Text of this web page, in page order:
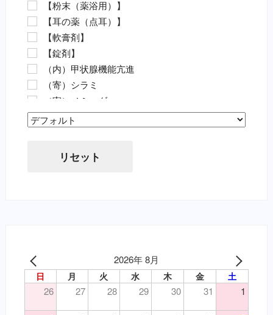
【動物病院の薬（要指示医薬品）】
抗菌剤・抗生物質（要・犬）
抗菌剤・抗生物質（要・猫）
ノミ・ダニ駆除薬（要・犬）
ノミ・ダニ駆除薬（要・猫）
フィラリア（要・犬）
フィラリア（要・猫）
虫下し・寄生虫駆除（要・犬）
胃腸薬・消化器用（要・犬）
目薬・眼軟膏（要・犬）
泌尿器の薬（要・犬）
吐き気止め（要・犬）
変形性関節症・関節炎（要・犬）
変形性関節症・関節炎（要・猫）
【粉末（薬浴用）】
【耳の薬（点耳）】
【軟膏剤】
【錠剤】
（内）甲状腺機能亢進
（寄）シラミ
（寄）ノミ・ダニ
（寄）フィラリア
（寄）蚊
（皮）洗浄・殺菌消毒
（皮）湿疹
Sort Products
リセット
2026年 8月
日 月 火 水 木 金 土
26 27 28 29 30 31 1